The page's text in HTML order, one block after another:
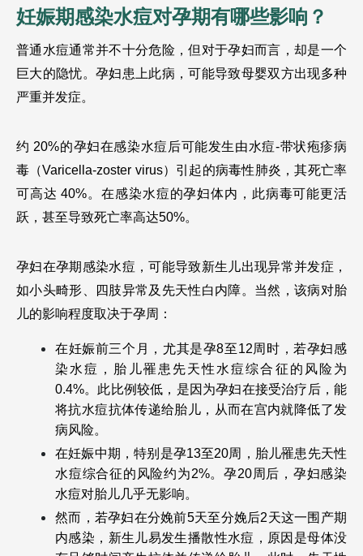
妊娠期感染水痘对孕期有哪些影响？
普通水痘通常并不十分危险，但对于孕妇而言，却是一个
巨大的隐忧。孕妇患上此病，可能导致母婴双方出现多种
严重并发症。
约 20%的孕妇在感染水痘后可能发生由水痘-带状疱疹病
毒（Varicella-zoster virus）引起的病毒性肺炎，其死亡率
可高达 40%。在感染水痘的孕妇体内，此病毒可能更活
跃，甚至导致死亡率高达50%。
孕妇在孕期感染水痘，可能导致新生儿出现异常并发症，
如小头畸形、四肢异常及先天性白内障。当然，该病对胎
儿的影响程度取决于孕周：
在妊娠前三个月，尤其是孕8至12周时，若孕妇感
染水痘，胎儿罹患先天性水痘综合征的风险为
0.4%。此比例较低，是因为孕妇在接受治疗后，能
将抗水痘抗体传递给胎儿，从而在宫内就降低了发
病风险。
在妊娠中期，特别是孕13至20周，胎儿罹患先天性
水痘综合征的风险约为2%。孕20周后，孕妇感染
水痘对胎儿几乎无影响。
然而，若孕妇在分娩前5天至分娩后2天这一围产期
内感染，新生儿易发生播散性水痘，原因是母体没